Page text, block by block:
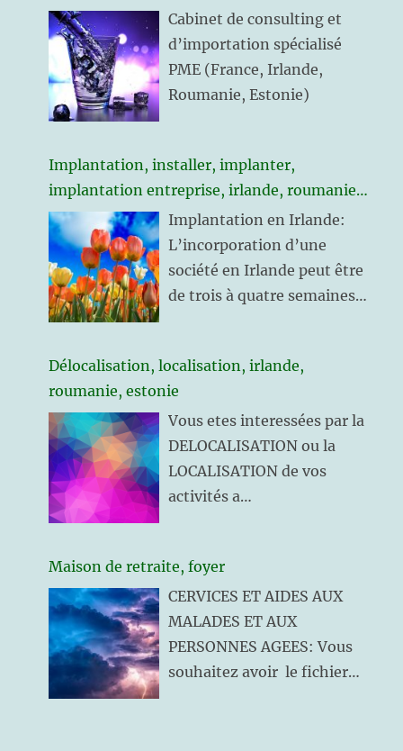
implantation entreprise, irlande, roumanie,
estonie
Cabinet de consulting et
d’importation spécialisé
PME (France, Irlande,
Roumanie, Estonie)
Implantation, installer, implanter,
implantation entreprise, irlande, roumanie,
estonie
Implantation en Irlande:
L’incorporation d’une
société en Irlande peut être
de trois à quatre semaines
10 jours. Pour cela Il faut se
présenter sur place à Dublin.
Il est nécessaire de nommer
un directeur de société
résidant en Irlande et
d’ouvrir d’un compte
Guernesey) Il faut
également un dépôt en
permanence de…
Délocalisation, localisation, irlande,
roumanie, estonie
Vous etes interessées par la
DELOCALISATION ou la
LOCALISATION de vos
activités a
teleprospection interne)
Vous souhaitez la
DISCRETION d’un EXPERT
EXTERNE a votre entreprise,
CONFIDENTIALITE
Maison de retraite, foyer
CERVICES ET AIDES AUX
MALADES ET AUX
PERSONNES AGEES: Vous
souhaitez avoir le fichier